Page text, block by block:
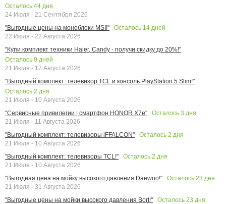
Осталось 44 дня
24 Июля - 21 Сентября 2026
"Выгодные цены на моноблоки MSI!"
Осталось 14 дней
22 Июля - 22 Августа 2026
"Купи комплект техники Haier, Candy - получи скидку до 20%!"
Осталось 9 дней
21 Июля - 17 Августа 2026
"Выгодный комплект: телевизор TCL и консоль PlayStation 5 Slim!"
Осталось 2 дня
21 Июля - 10 Августа 2026
"Сервисные привилегии | смартфон HONOR X7e"
Осталось 3 дня
21 Июля - 11 Августа 2026
"Выгодный комплект: телевизоры iFFALCON"
Осталось 2 дня
21 Июля - 10 Августа 2026
"Выгодный комплект: телевизоры TCL!"
Осталось 2 дня
21 Июля - 10 Августа 2026
"Выгодная цена на мойку высокого давления Daewoo!"
Осталось 23 дня
21 Июля - 31 Августа 2026
"Выгодные цены на мойки высокого давления Bort!"
Осталось 23 дня